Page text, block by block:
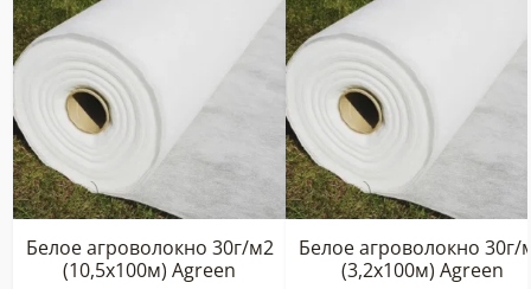
Белое агроволокно 30г/м2
(10,5х100м) Agreen
Белое агроволокно 30г/
(3,2х100м) Agreen